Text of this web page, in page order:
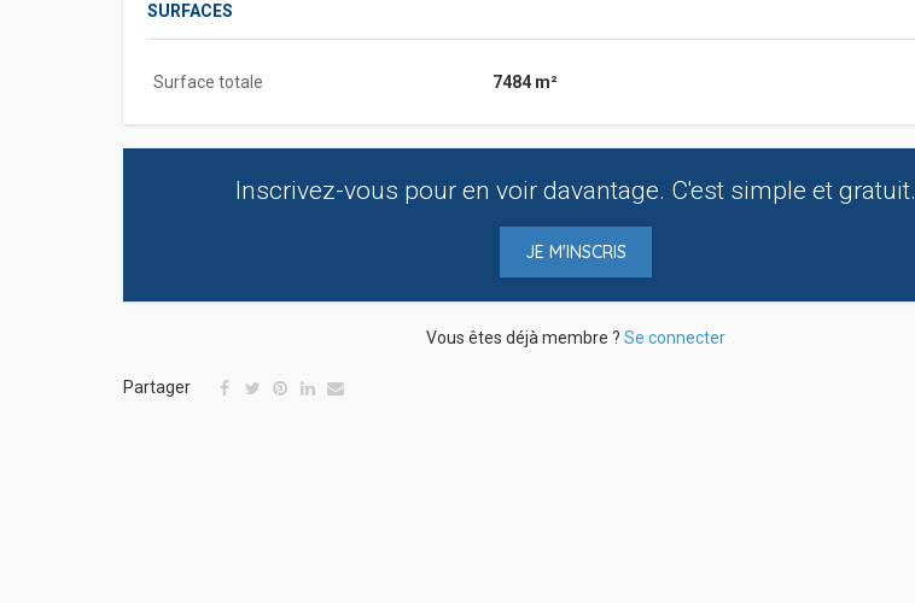
SURFACES
Surface totale 7484 m²
Inscrivez-vous pour en voir davantage. C'est simple et gratuit.
JE M'INSCRIS
Vous êtes déjà membre ? Se connecter
Partager